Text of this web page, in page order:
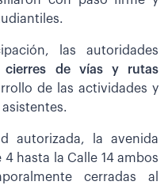
las autoridades
cierres de vías y rutas
de las actividades y
autorizada, la avenida
hasta la Calle 14 ambos
cerradas al